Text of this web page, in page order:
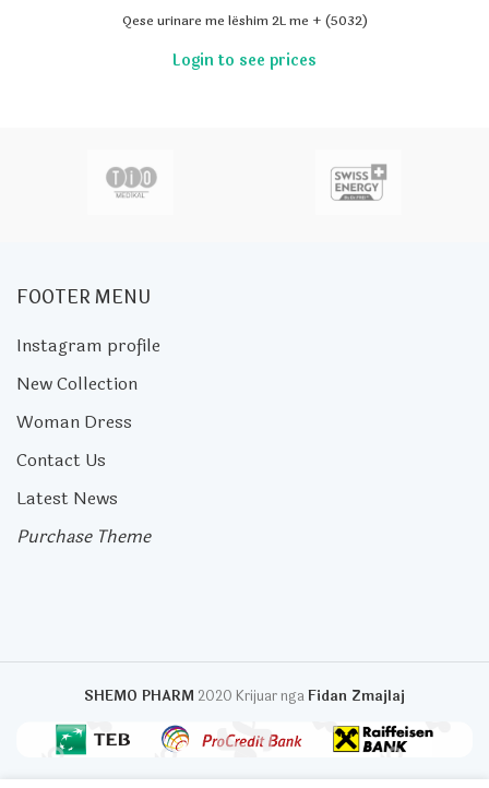
Qese urinare me lëshim 2L me + (5032)
FOOTER MENU
Instagram profile
New Collection
Woman Dress
Contact Us
Latest News
Purchase Theme
SHEMO PHARM 2020 Krijuar ngaFidan Zmajlaj